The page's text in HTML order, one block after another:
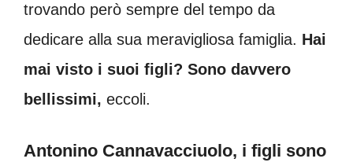
trovando però sempre del tempo da
dedicare alla sua meravigliosa famiglia. Hai
mai visto i suoi figli? Sono davvero
bellissimi, eccoli.
Antonino Cannavacciuolo, i figli sono